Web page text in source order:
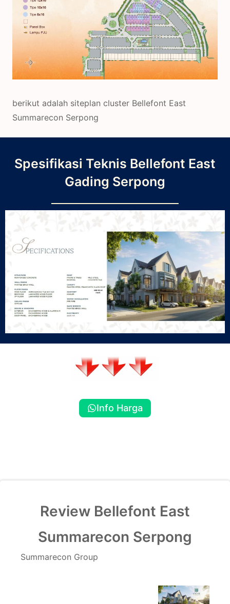
berikut adalah siteplan cluster Bellefont East
Summarecon Serpong
Spesifikasi Teknis Bellefont East
Gading Serpong
Info Harga
Review Bellefont East
Summarecon Serpong
Summarecon Group